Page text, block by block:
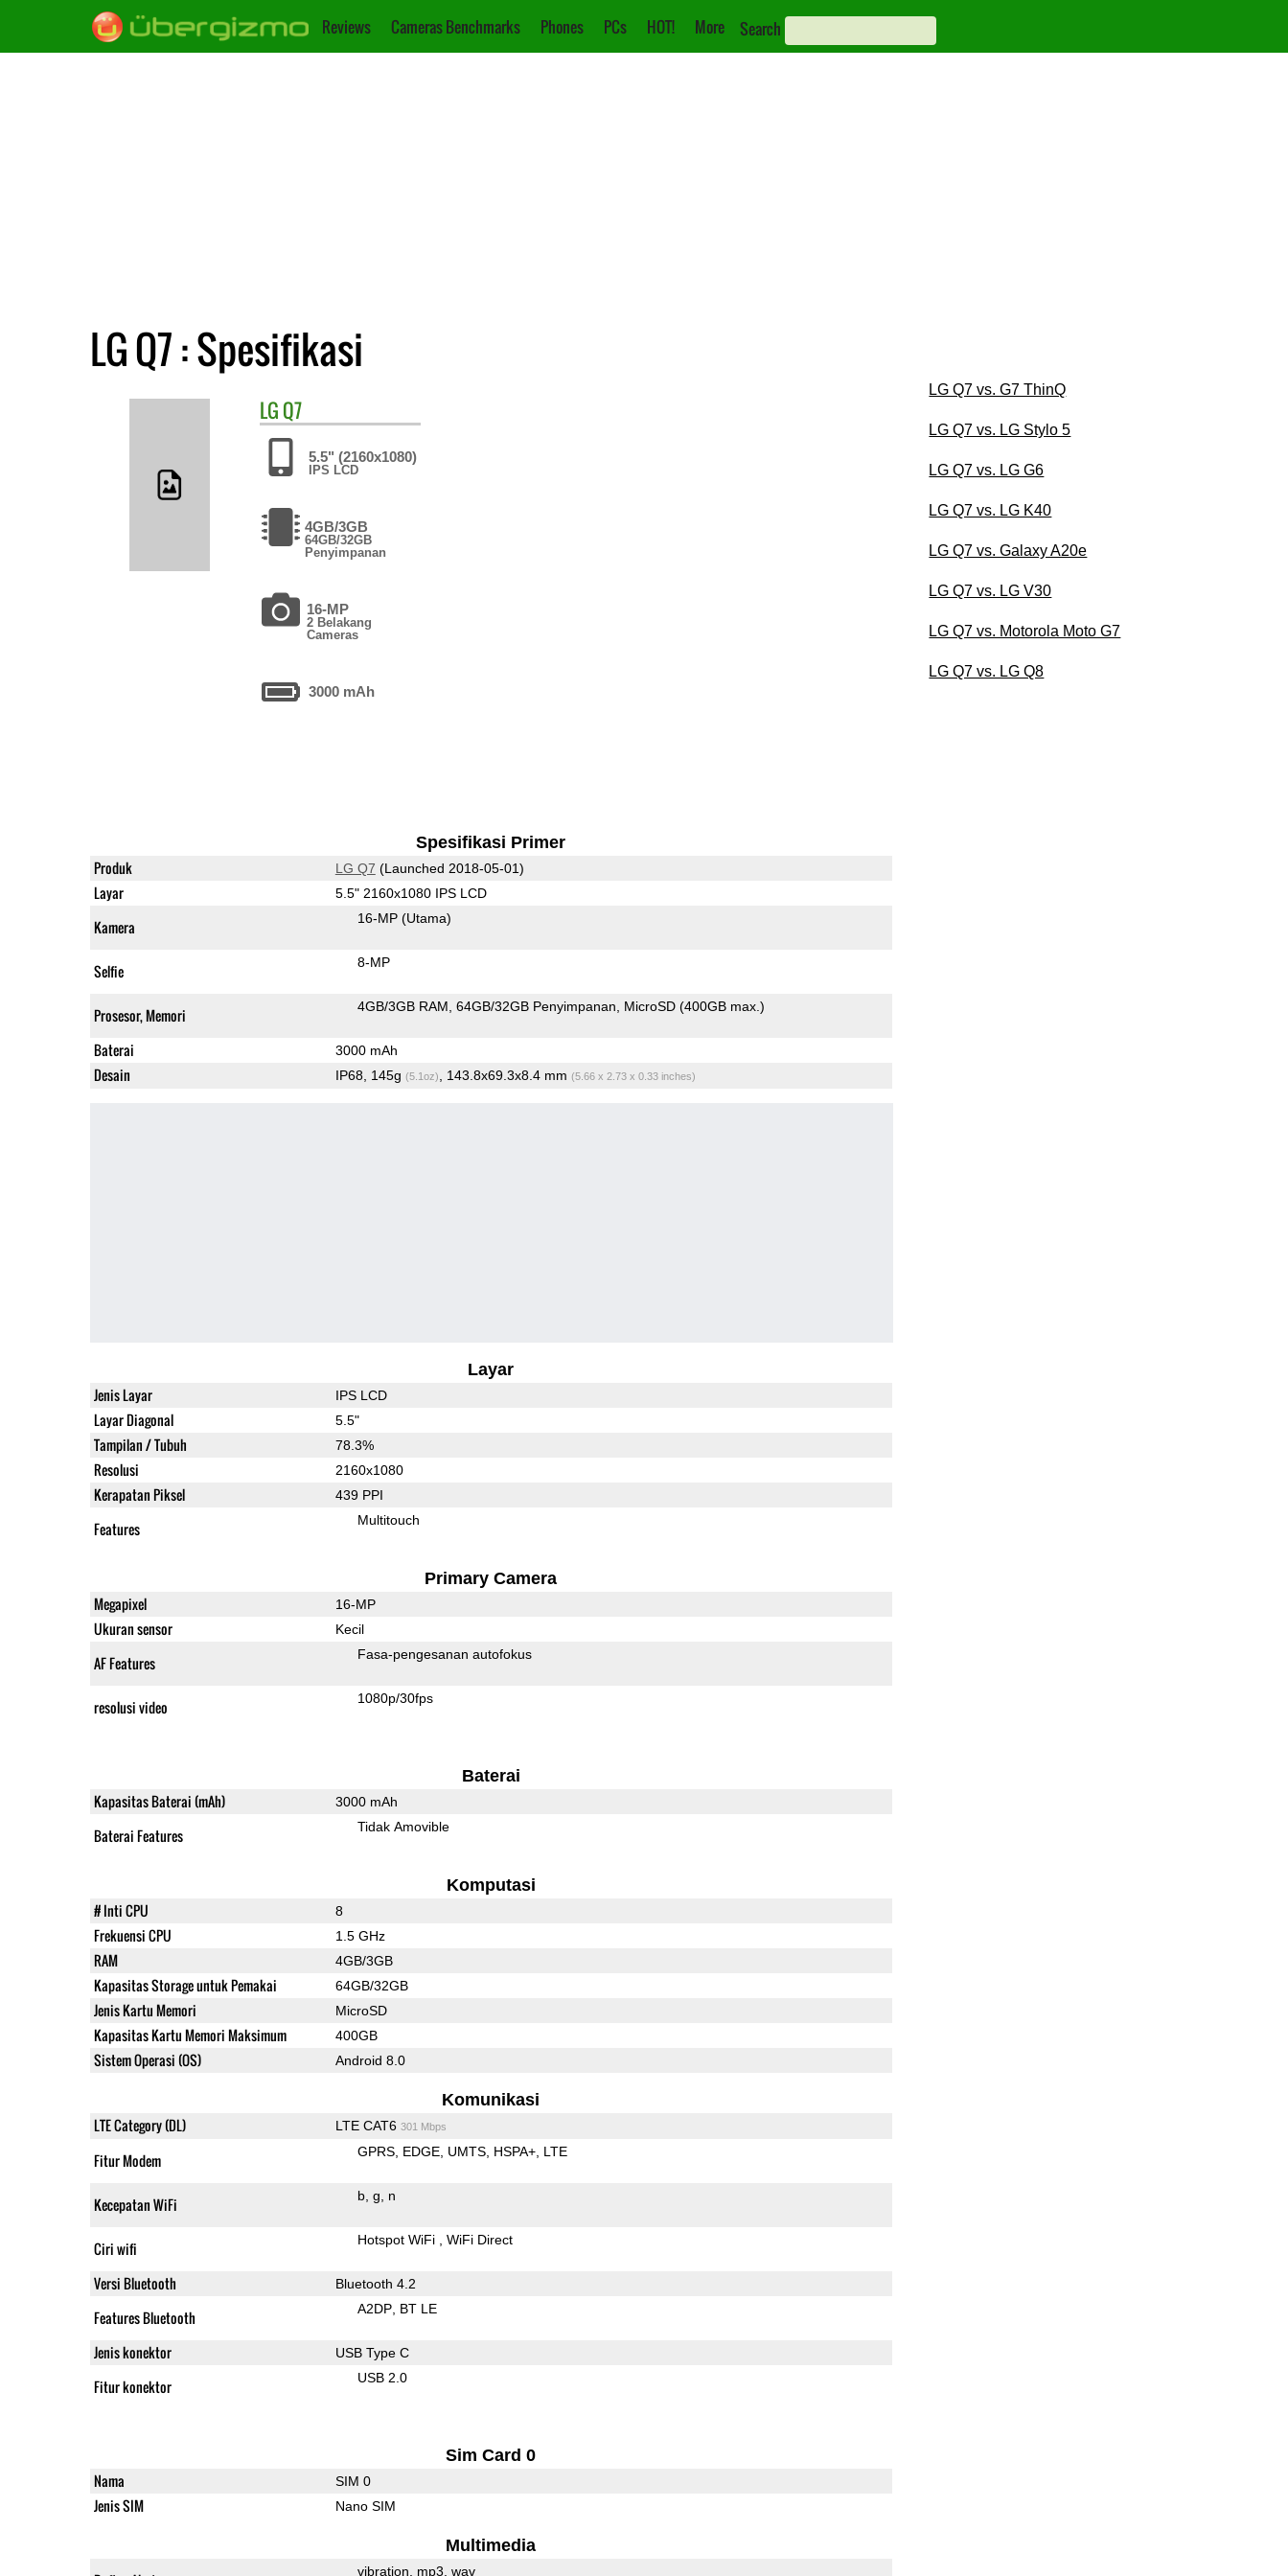
Reviews Cameras Benchmarks Phones PCs HOT! More Search
LG Q7 : Spesifikasi
LG Q7
5.5" (2160x1080)
IPS LCD
4GB/3GB
64GB/32GB
Penyimpanan
16-MP
2 Belakang
Cameras
3000 mAh
Spesifikasi Primer
Produk LG Q7 (Launched 2018-05-01)
Layar 5.5" 2160x1080 IPS LCD
Kamera 16-MP (Utama)
Selfie 8-MP
Prosesor, Memori 4GB/3GB RAM 64GB/32GB Penyimpanan MicroSD (400GB max.)
Baterai 3000 mAh
Desain IP68, 145g (5.1oz) , 143.8x69.3x8.4 mm (5.66 x 2.73 x 0.33 inches)
Layar
Jenis Layar IPS LCD
Layar Diagonal 5.5"
Tampilan / Tubuh 78.3%
Resolusi 2160x1080
Kerapatan Piksel 439 PPI
Features Multitouch
Primary Camera
Megapixel 16-MP
Ukuran sensor Kecil
AF Features Fasa-pengesanan autofokus
resolusi video 1080p/30fps
Baterai
Kapasitas Baterai (mAh) 3000 mAh
Baterai Features Tidak Amovible
Komputasi
# Inti CPU 8
Frekuensi CPU 1.5 GHz
RAM 4GB/3GB
Kapasitas Storage untuk Pemakai 64GB/32GB
Jenis Kartu Memori MicroSD
Kapasitas Kartu Memori Maksimum 400GB
Sistem Operasi (OS) Android 8.0
Komunikasi
LTE Category (DL) LTE CAT6 301 Mbps
Fitur Modem GPRS EDGE UMTS HSPA+ LTE
Kecepatan WiFi b g n
Ciri wifi Hotspot WiFi WiFi Direct
Versi Bluetooth Bluetooth 4.2
Features Bluetooth A2DP BT LE
Jenis konektor USB Type C
Fitur konektor USB 2.0
Sim Card 0
Nama SIM 0
Jenis SIM Nano SIM
Multimedia
vibration mp3 wav
LG Q7 vs. G7 ThinQ
LG Q7 vs. LG Stylo 5
LG Q7 vs. LG G6
LG Q7 vs. LG K40
LG Q7 vs. Galaxy A20e
LG Q7 vs. LG V30
LG Q7 vs. Motorola Moto G7
LG Q7 vs. LG Q8